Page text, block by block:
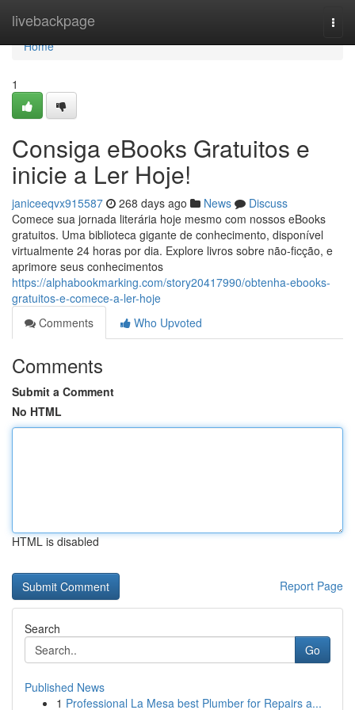
livebackpage
Home
Home
1
Consiga eBooks Gratuitos e
inicie a Ler Hoje!
janiceeqvx915587 268 days ago News
Discuss
Comece sua jornada literária hoje mesmo com nossos eBooks
gratuitos. Uma biblioteca gigante de conhecimento, disponível
virtualmente 24 horas por dia. Explore livros sobre não-ficção, e
aprimore seus conhecimentos
https://alphabookmarking.com/story20417990/obtenha-ebooks-
gratuitos-e-comece-a-ler-hoje
Comments
Who Upvoted
Comments
Submit a Comment
No HTML
HTML is disabled
Report Page
Search
Go
Published News
1 Professional La Mesa best Plumber for Repairs a...